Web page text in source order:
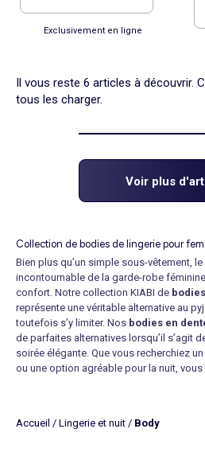
Exclusivement en ligne
Il vous reste 6 articles à découvrir.
tous les charger.
Voir plus
Collection de bodies de lingerie pour
Bien plus qu’un simple sous-vêtement,
incontournable de la garde-robe
confort. Notre collection KIABI de
représente une véritable alternative au
toutefois s’y limiter. Nos bodies en
de parfaites alternatives lorsqu’il s’agit
soirée élégante. Que vous recherchiez
ou une option agréable pour la nuit,
circonstances.
Accueil / Lingerie et nuit / Body